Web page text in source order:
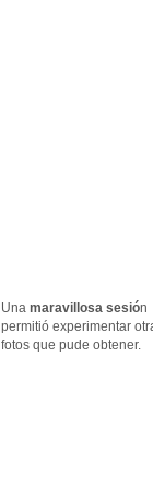
Una maravillosa sesión
permitió experimentar
fotos que pude obtener.